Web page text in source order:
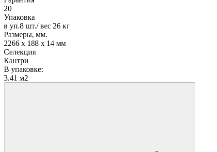
20
Упаковка
в уп.8 шт./ вес 26 кг
Размеры, мм.
2266 х 188 х 14 мм
Селекция
Кантри
В упаковке:
3.41 м2